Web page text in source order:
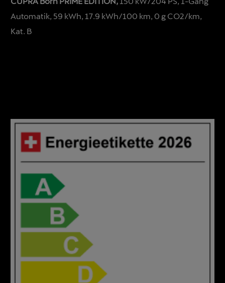
Automatik, 59 kWh, 17.9 kWh/100 km, 0 g CO2/km,
Kat. B